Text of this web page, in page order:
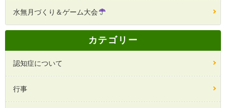
水無月づくり＆ゲーム大会
カテゴリー
認知症について
行事